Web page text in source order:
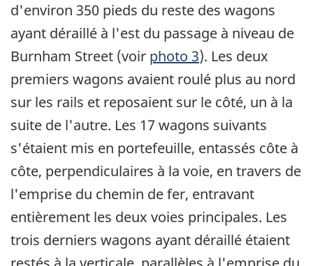
d'environ 350 pieds du reste des wagons
ayant déraillé à l'est du passage à niveau de
Burnham Street (voir photo 3). Les deux
premiers wagons avaient roulé plus au nord
sur les rails et reposaient sur le côté, un à la
suite de l'autre. Les 17 wagons suivants
s'étaient mis en portefeuille, entassés côte à
côte, perpendiculaires à la voie, en travers de
l'emprise du chemin de fer, entravant
entièrement les deux voies principales. Les
trois derniers wagons ayant déraillé étaient